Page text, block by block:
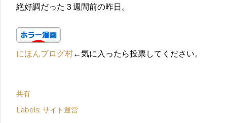
絶好調だった３週間前の昨日。
にほんブログ村←気に入ったら投票してください。
共有
Labels: サイト運営